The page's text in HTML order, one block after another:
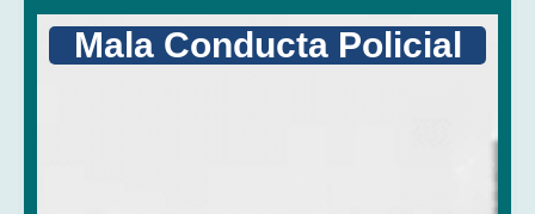
Mala Conducta Policial